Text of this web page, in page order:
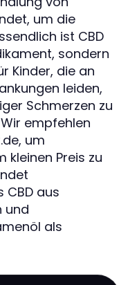
um die
ist CBD
sondern
Kinder, die an
leiden,
Schmerzen zu
Wir empfehlen
um
kleinen Preis zu
aus
und
als